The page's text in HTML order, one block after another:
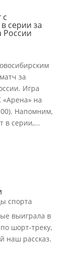
с
серии за
России
за
Игра
«Арена» на
Напомним,
в серии,...
спорта
выиграла в
шорт-треку,
наш рассказ.